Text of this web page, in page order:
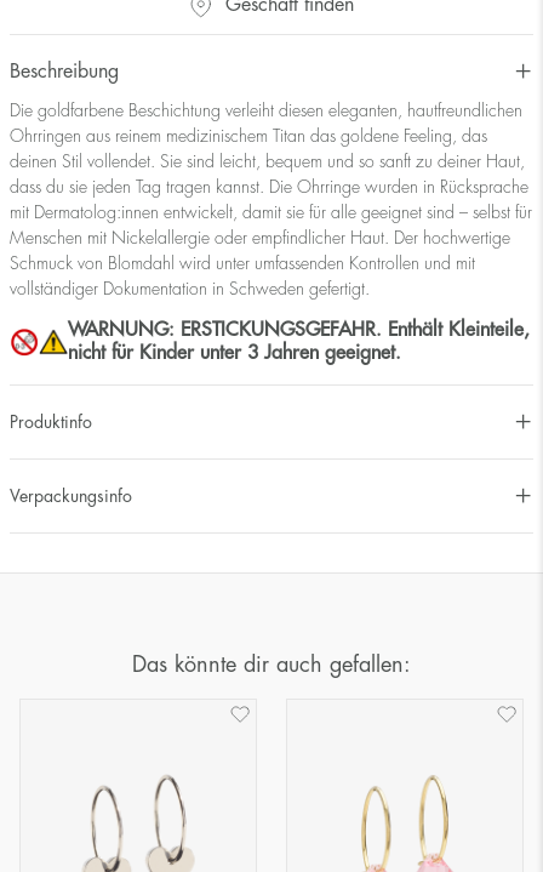
Geschäft finden
Beschreibung
Die goldfarbene Beschichtung verleiht diesen eleganten, hautfreundlichen
Ohrringen aus reinem medizinischem Titan das goldene Feeling, das
deinen Stil vollendet. Sie sind leicht, bequem und so sanft zu deiner Haut,
dass du sie jeden Tag tragen kannst. Die Ohrringe wurden in Rücksprache
mit Dermatolog:innen entwickelt, damit sie für alle geeignet sind – selbst für
Menschen mit Nickelallergie oder empfindlicher Haut. Der hochwertige
Schmuck von Blomdahl wird unter umfassenden Kontrollen und mit
vollständiger Dokumentation in Schweden gefertigt.
WARNUNG: ERSTICKUNGSGEFAHR. Enthält Kleinteile,
nicht für Kinder unter 3 Jahren geeignet.
Produktinfo
Verpackungsinfo
Das könnte dir auch gefallen: